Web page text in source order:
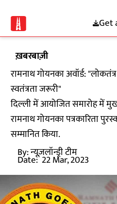
Get
ख़बरबाज़ी
रामनाथ गोयनका अवॉर्ड:
स्वतंत्रता जरूरी"
दिल्ली में आयोजित समारोह में
रामनाथ गोयनका पत्रकारिता
सम्मानित किया.
By:न्यूज़लॉन्ड्री टीम
Date: 22 Mar, 2023